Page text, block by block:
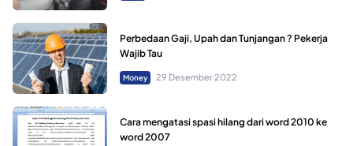
Perbedaan Gaji, Upah dan Tunjangan ? Pekerja
Wajib Tau
Money 29 Desember 2022
Cara mengatasi spasi hilang dari word 2010 ke
word 2007